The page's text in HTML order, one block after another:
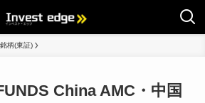
柄(東証)
China AMC・中国